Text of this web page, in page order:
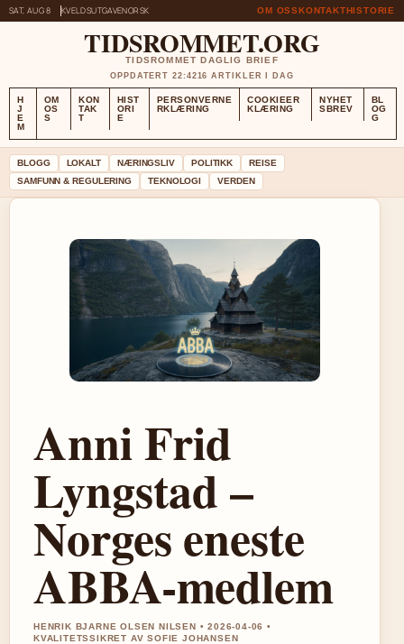
SAT, AUG 8 KVELDSUTGAVENORSK OM OSSKONTAKTHISTORIE
TIDSROMMET.ORG
TIDSROMMET DAGLIG BRIEF
OPPDATERT 22:4216 ARTIKLER I DAG
H
J
E
M
OM
OS
S
KON
TAK
T
HIST
ORI
E
PERSONVERNE
RKLÆRING
COOKIEER
KLÆRING
NYHET
SBREV
BL
OG
G
BLOGG LOKALT NÆRINGSLIV POLITIKK
REISE
SAMFUNN & REGULERING
TEKNOLOGI VERDEN
Anni Frid
Lyngstad –
Norges eneste
ABBA-medlem
HENRIK BJARNE OLSEN NILSEN • 2026-04-06 •
KVALITETSSIKRET AV SOFIE JOHANSEN